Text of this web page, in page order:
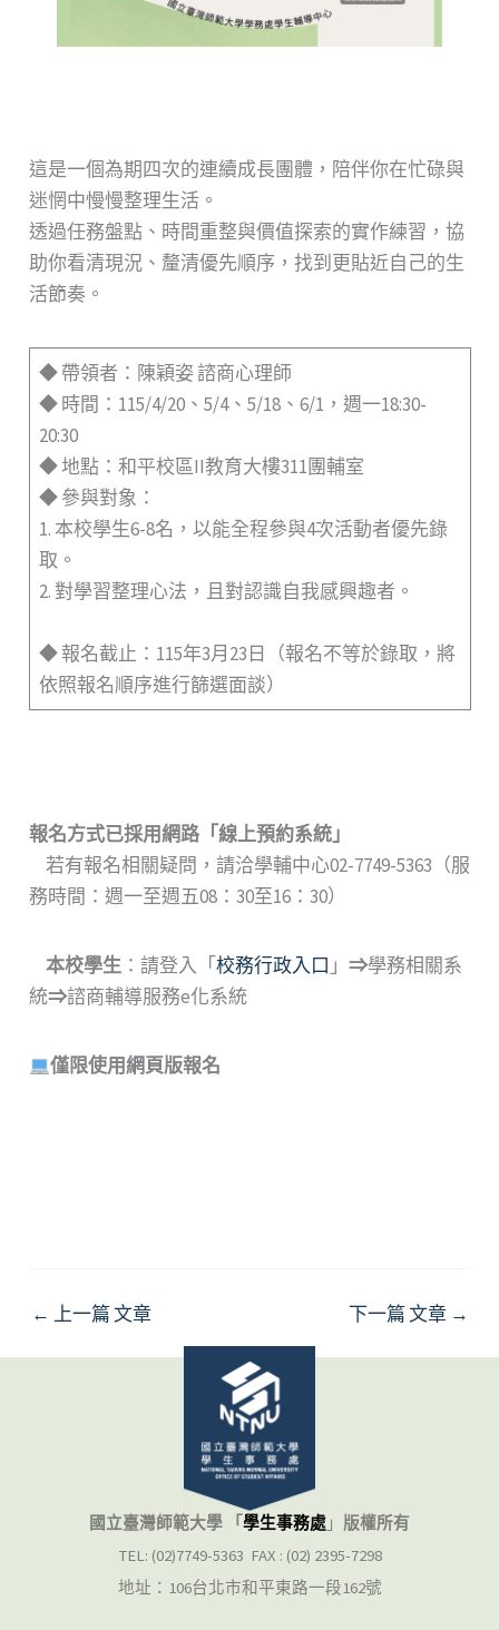
這是一個為期四次的連續成長團體，陪伴你在忙碌與
迷惘中慢慢整理生活。
透過任務盤點、時間重整與價值探索的實作練習，協
助你看清現況、釐清優先順序，找到更貼近自己的生
活節奏。
◆ 帶領者：陳穎姿 諮商心理師
◆ 時間：115/4/20、5/4、5/18、6/1，週一18:30-
20:30
◆ 地點：和平校區II教育大樓311團輔室
◆ 參與對象：
1. 本校學生6-8名，以能全程參與4次活動者優先錄
取。
2. 對學習整理心法，且對認識自我感興趣者。
◆ 報名截止：115年3月23日（報名不等於錄取，將
依照報名順序進行篩選面談）
報名方式已採用網路「線上預約系統」
若有報名相關疑問，請洽學輔中心02-7749-5363（服
務時間：週一至週五08：30至16：30）
本校學生：請登入「校務行政入口 」 ⇒學務相關系
統⇒諮商輔導服務e化系統
僅限使用網頁版報名
← 上一篇 文章 下一篇 文章 →
國立臺灣師範大學 「學生事務處 」 版權所有
TEL: (02)7749-5363 FAX : (02) 2395-7298
地址：106台北市和平東路一段162號